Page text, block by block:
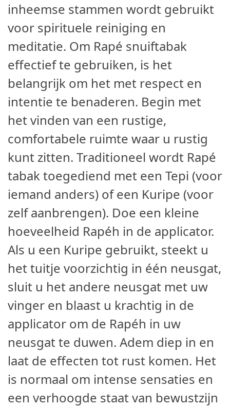
inheemse stammen wordt gebruikt
voor spirituele reiniging en
meditatie. Om Rapé snuiftabak
effectief te gebruiken, is het
belangrijk om het met respect en
intentie te benaderen. Begin met
het vinden van een rustige,
comfortabele ruimte waar u rustig
kunt zitten. Traditioneel wordt Rapé
tabak toegediend met een Tepi (voor
iemand anders) of een Kuripe (voor
zelf aanbrengen). Doe een kleine
hoeveelheid Rapéh in de applicator.
Als u een Kuripe gebruikt, steekt u
het tuitje voorzichtig in één neusgat,
sluit u het andere neusgat met uw
vinger en blaast u krachtig in de
applicator om de Rapéh in uw
neusgat te duwen. Adem diep in en
laat de effecten tot rust komen. Het
is normaal om intense sensaties en
een verhoogde staat van bewustzijn